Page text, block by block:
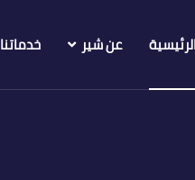
عن شير خدماتنا